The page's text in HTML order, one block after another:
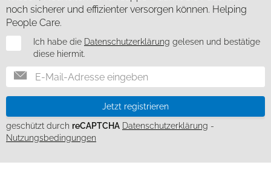
noch sicherer und effizienter versorgen können. Helping
People Care.
NewsletterIch habe die Datenschutzerklärung gelesen und bestätige
diese hiermit.
Jetzt registrieren
geschützt durch reCAPTCHA Datenschutzerklärung -
Nutzungsbedingungen